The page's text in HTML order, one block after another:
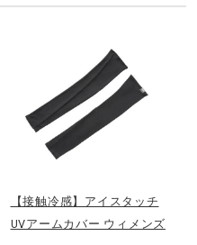
【接触冷感】アイスタッチ
UVアームカバー ウィメンズ